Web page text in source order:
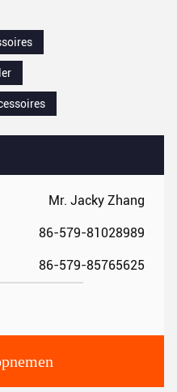
Mr. Jacky Zhang
86-579-81028989
86-579-85765625